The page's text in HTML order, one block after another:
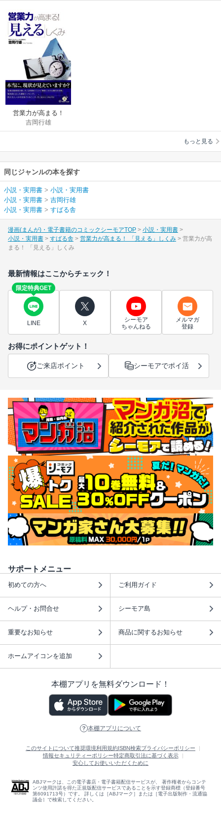
営業力が高まる！
「見える」しくみ
吉岡行雄
もっと見る
同じジャンルの本を探す
小説・実用書 > 小説・実用書
小説・実用書 > 吉岡行雄
小説・実用書 > すばる舎
漫画(まんが)・電子書籍のコミックシーモアTOP
小説・実用書
小説・実用書
すばる舎 営業力が高まる！ 「見える」しくみ
営業力が高
まる！ 「見える」しくみ
最新情報はここからチェック！
限定特典GET
LINE X
シーモア
ちゃんねる
メルマガ
登録
お得にポイントゲット！
ご来店ポイント シーモアでポイ活
サポートメニュー
初めての方へ ご利用ガイド
ヘルプ・お問合せ シーモア島
重要なお知らせ 商品に関するお知らせ
ホームアイコンを追加
本棚アプリを無料ダウンロード！
本棚アプリについて
このサイトについて推奨環境利用規約ISBN検索プライバシーポリシー
情報セキュリティーポリシー特定商取引法に基づく表示
安心してお使いいただくために
ABJマークは、この電子書店・電子書籍配信サービスが、 著作権者からコンテ
ンツ使用許諾を得た正規版配信サービスであることを示す登録商標（登録番号
第6091713号）です。 詳しくは［ABJマーク］または［電子出版制作・流通協
議会］で検索してください。